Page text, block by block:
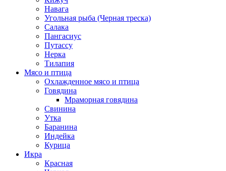
Навага
Угольная рыба (Черная треска)
Салака
Пангасиус
Путассу
Нерка
Тилапия
Мясо и птица
Охлажденное мясо и птица
Говядина
Мраморная говядина
Свинина
Утка
Баранина
Индейка
Курица
Икра
Красная